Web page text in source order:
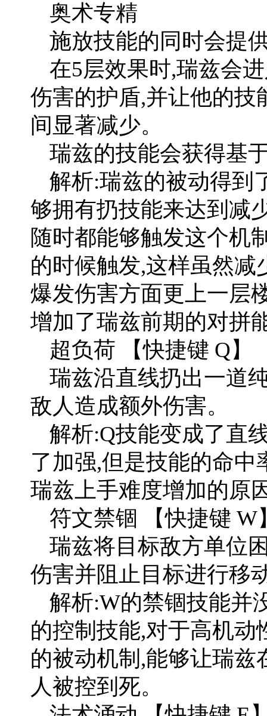
奥术专精
施放技能的同时会提
在5层效果时,瑞兹会
伤害的护盾,并让他的技
间显著减少。
瑞兹的技能会获得基
解析:瑞兹的被动得到
够拥有扔技能来达到减
随时都能够触发这个机
的时候触发,这样虽然
爆发伤害方面更上一层
增加了瑞兹前期的对拼
超负荷 【快捷键 Q】
瑞兹沿直线扔出一道
敌人造成额外伤害。
解析:Q技能变成了直
了加强,但是技能的命
瑞兹上手难度增加的原
符文禁锢 【快捷键 W
瑞兹将目标敌方单位
伤害并阻止目标进行移
解析:W的禁锢技能并
的控制技能,对于高机
的被动机制,能够让瑞
人被控到死。